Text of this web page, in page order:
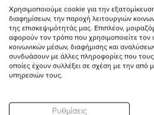
Χρησιμοποιούμε cookie για την
διαφημίσεων, την παροχή λειτουργιών
της επισκεψιμότητάς μας. Επιπλέον,
αφορούν τον τρόπο που χρησιμοποιείτε τον
κοινωνικών μέσων, διαφήμισης και
συνδυάσουν με άλλες πληροφορίες που
οποίες έχουν συλλέξει σε σχέση με την
υπηρεσιών τους.
Ρυθμίσεις